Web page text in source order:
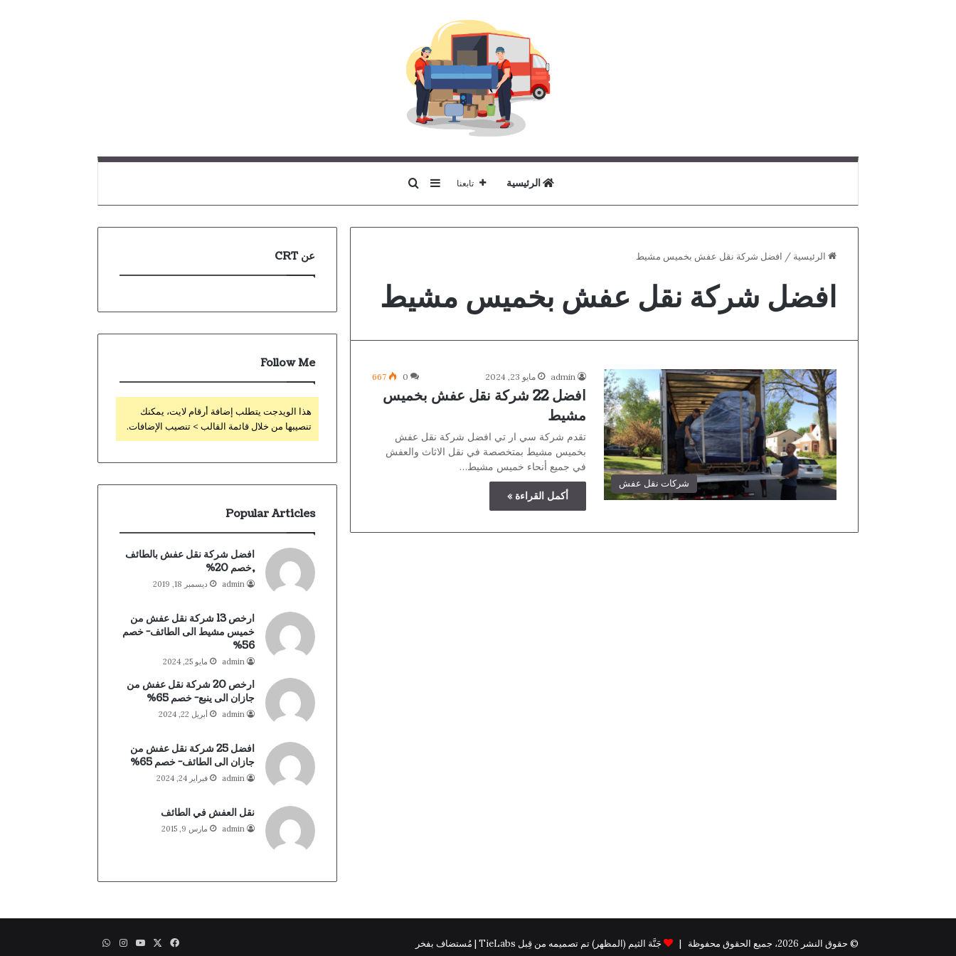
الرئيسية تابعنا إضافة عمود جانبي
بحث عن
الرئيسية / افضل شركة نقل عفش بخميس مشيط
افضل شركة نقل عفش بخميس مشيط
شركات نقل عفش
admin مايو 23, 2024 0
667
افضل 22 شركة نقل عفش بخميس
مشيط
تقدم شركة سي ار تي افضل شركة نقل عفش
بخميس مشيط بمتخصصة في نقل الاثاث والعفش
في جميع أنحاء خميس مشيط…
أكمل القراءة »
عن CRT
Follow Me
هذا الويدجت يتطلب إضافة أرقام لايت، يمكنك
تنصيبها من خلال قائمة القالب > تنصيب الإضافات.
Popular Articles
افضل شركة نقل عفش بالطائف
,خصم 20%
admin ديسمبر 18, 2019
ارخص 13 شركة نقل عفش من
خميس مشيط الى الطائف- خصم
56%
admin مايو 25, 2024
ارخص 20 شركة نقل عفش من
جازان الى ينبع- خصم 65%
admin أبريل 22, 2024
افضل 25 شركة نقل عفش من
جازان الى الطائف- خصم 65%
admin فبراير 24, 2024
نقل العفش في الطائف
admin مارس 9, 2015
© حقوق النشر 2026، جميع الحقوق محفوظة | جَنَّة الثيم (المظهر) تم تصميمه من قِبل TieLabs | مُستضاف بفخر فيسبوك يوتيوبانستقرامواتساب